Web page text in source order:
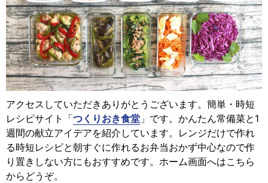
アクセスしていただきありがとうございます。簡単・時短
レシピサイト「つくりおき食堂 」です。かんたん常備菜と1
週間の献立アイデアを紹介しています。レンジだけで作れ
る時短レシピと朝すぐに作れるお弁当おかず中心なので作
り置きしない方にもおすすめです。ホーム画面へはこちら
からどうぞ。